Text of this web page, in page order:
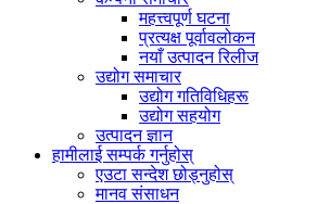
महत्त्वपूर्ण घटना
प्रत्यक्ष पूर्वावलोकन
नयाँ उत्पादन रिलीज
उद्योग समाचार
उद्योग गतिविधिहरू
उद्योग सहयोग
उत्पादन ज्ञान
हामीलाई सम्पर्क गर्नुहोस्
एउटा सन्देश छोड्नुहोस्
मानव संसाधन